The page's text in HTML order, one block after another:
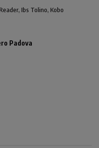
Ibs Tolino, Kobo
Padova